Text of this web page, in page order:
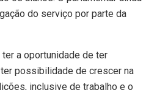
do serviço por parte da
a oportunidade de ter
possibilidade de crescer na
inclusive de trabalho e o